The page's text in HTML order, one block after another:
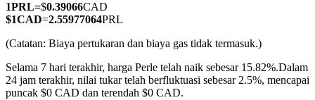
1PRL=$0.39066CAD
$1CAD=2.55977064PRL
(Catatan: Biaya pertukaran dan biaya gas tidak termasuk.)
Selama 7 hari terakhir, harga Perle telah naik sebesar 15.82%.Dalam
24 jam terakhir, nilai tukar telah berfluktuasi sebesar 2.5%, mencapai
puncak $0 CAD dan terendah $0 CAD.